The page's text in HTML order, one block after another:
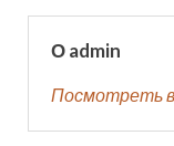
О admin
Посмотреть